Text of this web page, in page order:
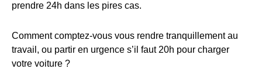
prendre 24h dans les pires cas.
Comment comptez-vous vous rendre tranquillement au
travail, ou partir en urgence s’il faut 20h pour charger
votre voiture ?